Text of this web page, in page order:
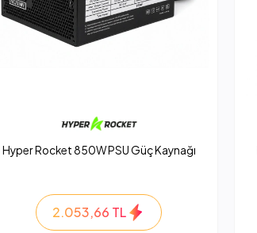
Hyper Rocket 850W PSU Güç Kaynağı
Hyper Rocket 850W PSU Güç Kaynağı
2.053,66 TL